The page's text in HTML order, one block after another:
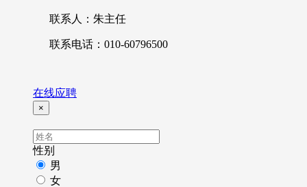
联系人：朱主任
联系电话：010-60796500
在线应聘
×
性别
男
女